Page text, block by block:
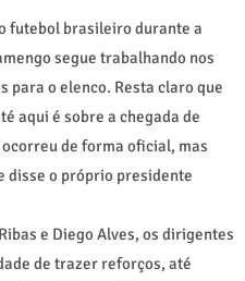
futebol brasileiro durante a
segue trabalhando nos
para o elenco. Resta claro que
aqui é sobre a chegada de
de forma oficial, mas
disse o próprio presidente
e Diego Alves, os dirigentes
de trazer reforços, até